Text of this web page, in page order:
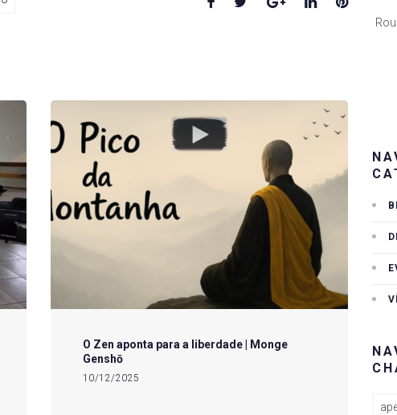
O Zen aponta para a liberdade | Monge
Genshō
10/12/2025